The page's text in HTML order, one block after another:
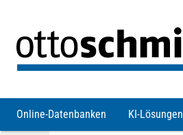
Online-Datenbanken KI-Lösungen